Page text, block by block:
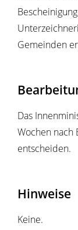
Gemeinden
Das
Wochen nach
entscheiden.
Hinweise
Keine.